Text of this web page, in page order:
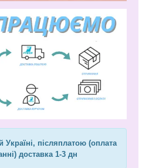
Україні, післяплатою (оплата
доставка 1-3 дн